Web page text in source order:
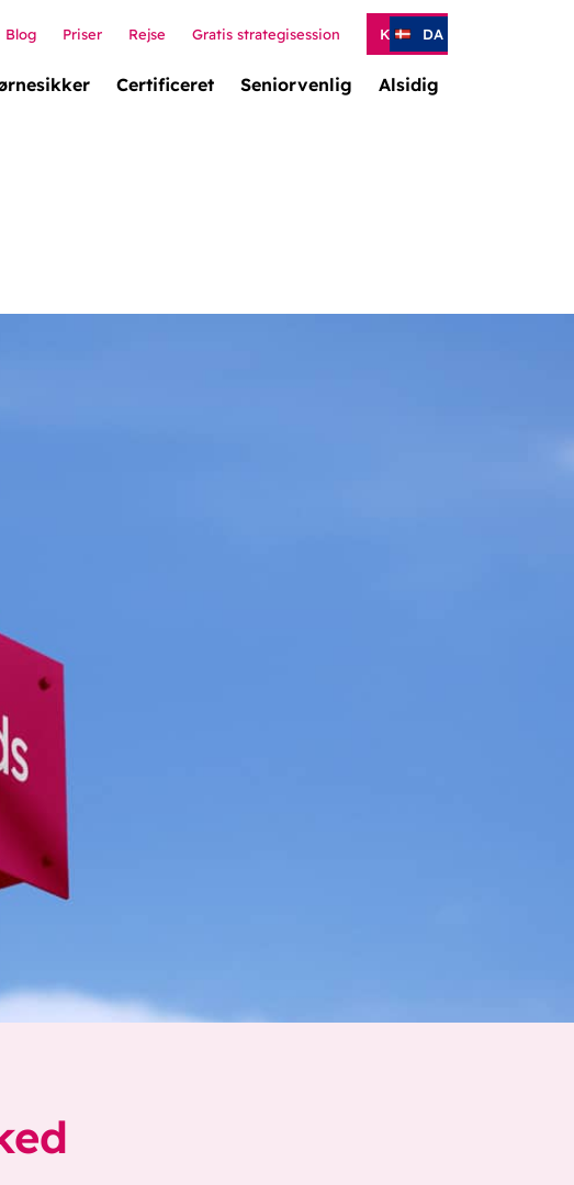
Certificeret Seniorvenlig Alsidig
Blog Priser Rejse Gratis strategisession KontaktDA